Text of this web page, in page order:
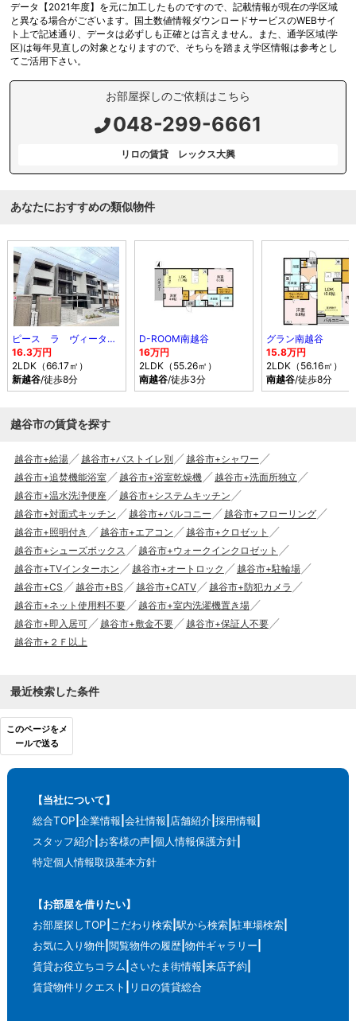
データ【2021年度】を元に加工したものですので、記載情報が現在の学区域
と異なる場合がございます。国土数値情報ダウンロードサービスのWEBサイ
ト上で記述通り、データは必ずしも正確とは言えません。また、通学区域(学
区)は毎年見直しの対象となりますので、そちらを踏まえ学区情報は参考とし
てご活用下さい。
お部屋探しのご依頼はこちら
048-299-6661
リロの賃貸 レックス大興
あなたにおすすめの類似物件
ピース ラ ヴィータ E（イースト）
16.3万円
2LDK（66.17㎡）
新越谷/徒歩8分
D-ROOM南越谷
16万円
2LDK（55.26㎡）
南越谷/徒歩3分
グラン南越谷
15.8万円
2LDK（56.16㎡）
南越谷/徒歩8分
越谷市の賃貸を探す
越谷市+給湯 越谷市+バストイレ別
越谷市+シャワー
越谷市+追焚機能浴室
越谷市+浴室乾燥機
越谷市+洗面所独立
越谷市+温水洗浄便座
越谷市+システムキッチン
越谷市+対面式キッチン
越谷市+バルコニー
越谷市+フローリング
越谷市+照明付き
越谷市+エアコン
越谷市+クロゼット
越谷市+シューズボックス
越谷市+ウォークインクロゼット
越谷市+TVインターホン
越谷市+オートロック
越谷市+駐輪場
越谷市+CS
越谷市+BS 越谷市+CATV
越谷市+防犯カメラ
越谷市+ネット使用料不要
越谷市+室内洗濯機置き場
越谷市+即入居可
越谷市+敷金不要
越谷市+保証人不要
越谷市+２Ｆ以上
最近検索した条件
このページをメ
ールで送る
【当社について】
総合TOP 企業情報 会社情報 店舗紹介 採用情報
スタッフ紹介 お客様の声 個人情報保護方針
特定個人情報取扱基本方針
【お部屋を借りたい】
お部屋探しTOP こだわり検索 駅から検索 駐車場検索
お気に入り物件 閲覧物件の履歴 物件ギャラリー
賃貸お役立ちコラム さいたま街情報 来店予約
賃貸物件リクエスト
リロの賃貸総合